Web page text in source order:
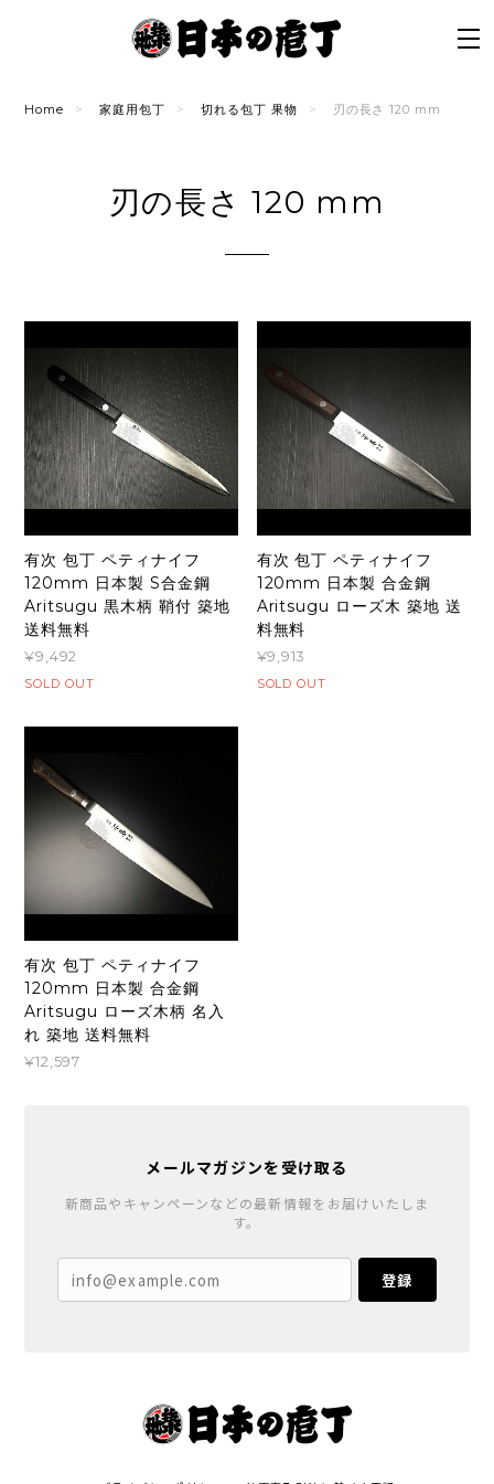
Home 家庭用包丁 切れる包丁 果物 刃の長さ 120 mm
刃の長さ 120 mm
有次 包丁 ペティナイフ
120mm 日本製 S合金鋼
Aritsugu 黒木柄 鞘付 築地
送料無料
¥9,492
SOLD OUT
有次 包丁 ペティナイフ
120mm 日本製 合金鋼
Aritsugu ローズ木 築地 送
料無料
¥9,913
SOLD OUT
有次 包丁 ペティナイフ
120mm 日本製 合金鋼
Aritsugu ローズ木柄 名入
れ 築地 送料無料
¥12,597
メールマガジンを受け取る
新商品やキャンペーンなどの最新情報をお届けいたしま
す。
登録